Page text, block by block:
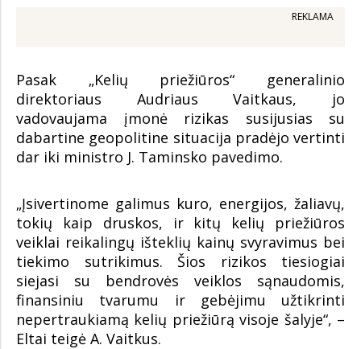
REKLAMA
Pasak „Kelių priežiūros“ generalinio
direktoriaus Audriaus Vaitkaus, jo
vadovaujama įmonė rizikas susijusias su
dabartine geopolitine situacija pradėjo vertinti
dar iki ministro J. Taminsko pavedimo.
„Įsivertinome galimus kuro, energijos, žaliavų,
tokių kaip druskos, ir kitų kelių priežiūros
veiklai reikalingų išteklių kainų svyravimus bei
tiekimo sutrikimus. Šios rizikos tiesiogiai
siejasi su bendrovės veiklos sąnaudomis,
finansiniu tvarumu ir gebėjimu užtikrinti
nepertraukiamą kelių priežiūrą visoje šalyje“, –
Eltai teigė A. Vaitkus.